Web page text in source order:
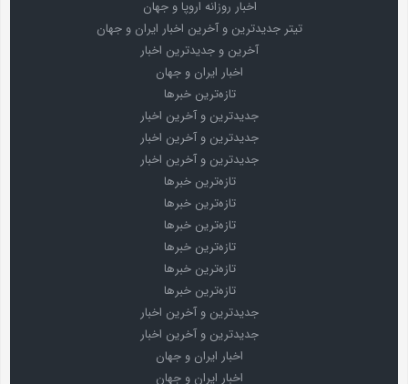
اخبار روزانه اروپا و جهان
تیتر جدیدترین و آخرین اخبار ایران و جهان
آخرین و جدیدترین اخبار
اخبار ایران و جهان
تازه‌ترین خبرها
جدیدترین و آخرین اخبار
جدیدترین و آخرین اخبار
جدیدترین و آخرین اخبار
تازه‌ترین خبرها
تازه‌ترین خبرها
تازه‌ترین خبرها
تازه‌ترین خبرها
تازه‌ترین خبرها
تازه‌ترین خبرها
جدیدترین و آخرین اخبار
جدیدترین و آخرین اخبار
اخبار ایران و جهان
اخبار ایران و جهان